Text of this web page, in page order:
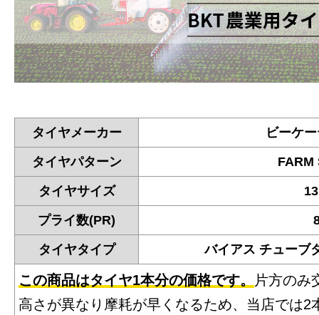
タイヤメーカー ビーケ
タイヤパターン FARM
タイヤサイズ
プライ数(PR)
タイヤタイプ バイアス チューブ
この商品はタイヤ1本分の価格です。
片方のみ
高さが異なり摩耗が早くなるため、当店では2